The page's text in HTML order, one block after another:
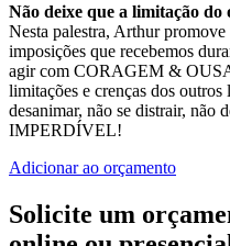
Não deixe que a limitação do
Nesta palestra, Arthur
imposições que recebemos
agir com CORAGEM &
limitações e crenças dos
desanimar, não se distrair, não
IMPERDÍVEL!
Adicionar ao orçamento
Solicite um